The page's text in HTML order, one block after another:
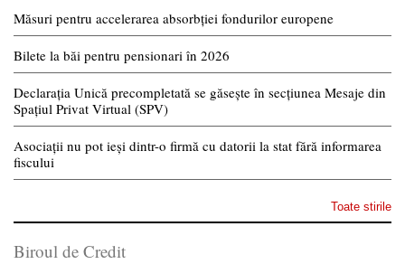
Măsuri pentru accelerarea absorbției fondurilor europene
Bilete la băi pentru pensionari în 2026
Declarația Unică precompletată se găsește în secțiunea Mesaje din
Spațiul Privat Virtual (SPV)
Asociații nu pot ieși dintr-o firmă cu datorii la stat fără informarea
fiscului
Toate stirile
Biroul de Credit